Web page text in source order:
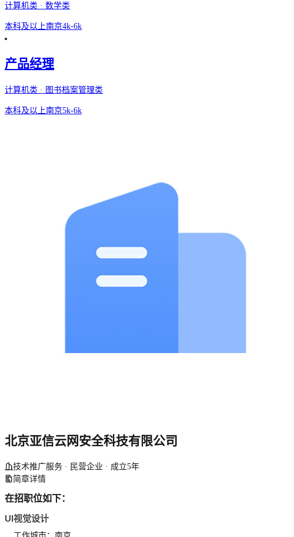
计算机类 · 数学类
本科及以上南京4k-6k
产品经理
计算机类 · 图书档案管理类
本科及以上南京5k-6k
北京亚信云网安全科技有限公司
技术推广服务 · 民营企业 · 成立5年
简章详情
在招职位如下：
UI视觉设计